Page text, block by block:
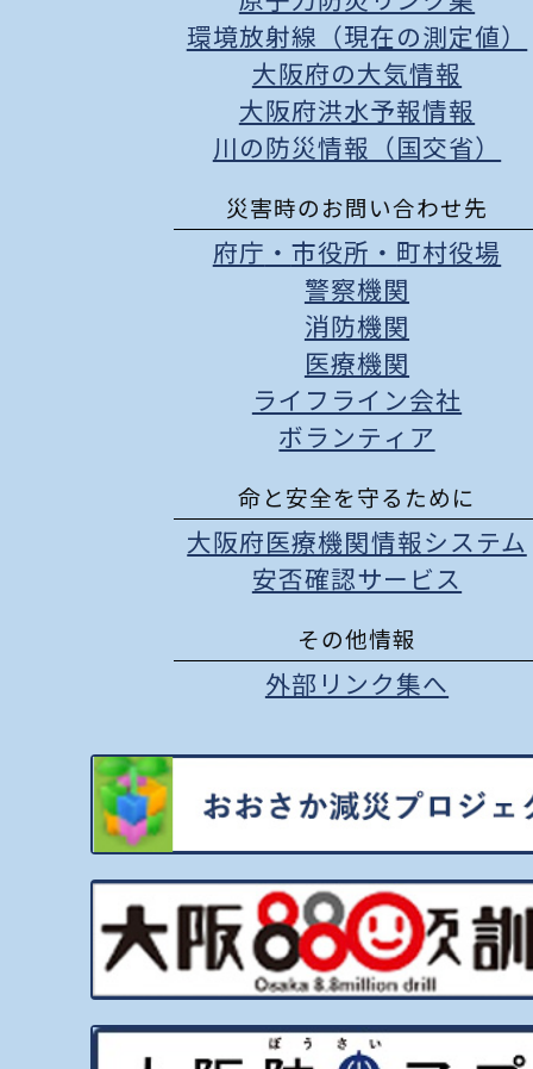
環境放射線（現在の測定値）
大阪府の大気情報
大阪府洪水予報情報
川の防災情報（国交省）
災害時のお問い合わせ先
府庁 ・ 市役所 ・ 町村役場
警察機関
消防機関
医療機関
ライフライン会社
ボランティア
命と安全を守るために
大阪府医療機関情報システム
安否確認サービス
その他情報
外部リンク集へ